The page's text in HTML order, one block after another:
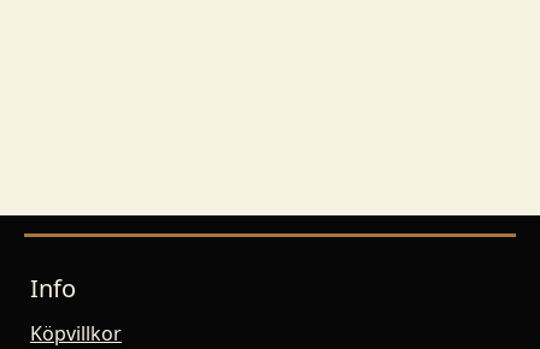
Info
Köpvillkor